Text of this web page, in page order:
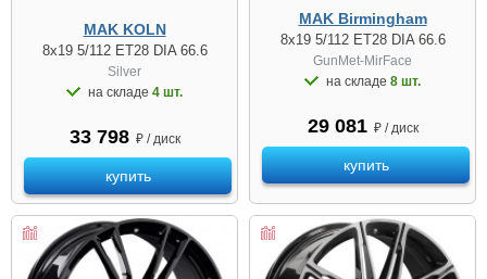
MAK KOLN
8x19 5/112 ET28 DIA 66.6
Silver
на складе 4 шт.
33 798 ₽ / диск
купить
MAK Birmingham
8x19 5/112 ET28 DIA 66.6
GunMet-MirFace
на складе 8 шт.
29 081 ₽ / диск
купить